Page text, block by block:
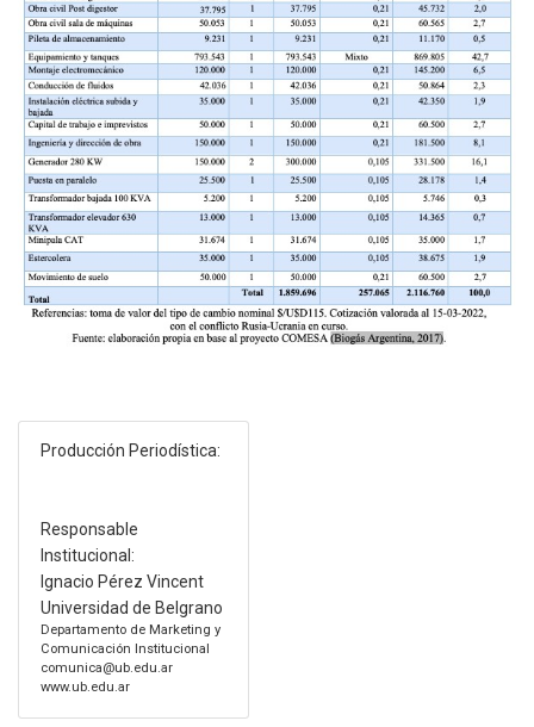
Producción Periodística:
Responsable
Institucional:
Ignacio Pérez Vincent
Universidad de Belgrano
Departamento de Marketing y
Comunicación Institucional
comunica@ub.edu.ar
www.ub.edu.ar